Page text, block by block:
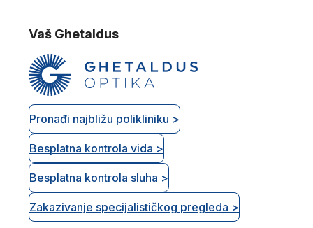
Vaš Ghetaldus
Pronađi najbližu polikliniku >
Besplatna kontrola vida >
Besplatna kontrola sluha >
Zakazivanje specijalističkog pregleda >